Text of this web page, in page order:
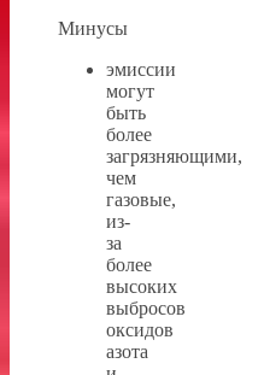
Минусы
эмиссии
могут
быть
более
загрязняющими,
чем
газовые,
из-
за
более
высоких
выбросов
оксидов
азота